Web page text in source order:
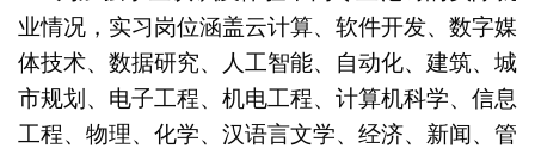
业情况，实习岗位涵盖云计算、软件开发、数字媒
体技术、数据研究、人工智能、自动化、建筑、城
市规划、电子工程、机电工程、计算机科学、信息
工程、物理、化学、汉语言文学、经济、新闻、管